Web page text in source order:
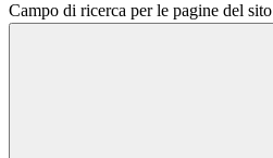
Campo di ricerca per le pagine del sito